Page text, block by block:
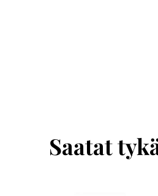
Saatat